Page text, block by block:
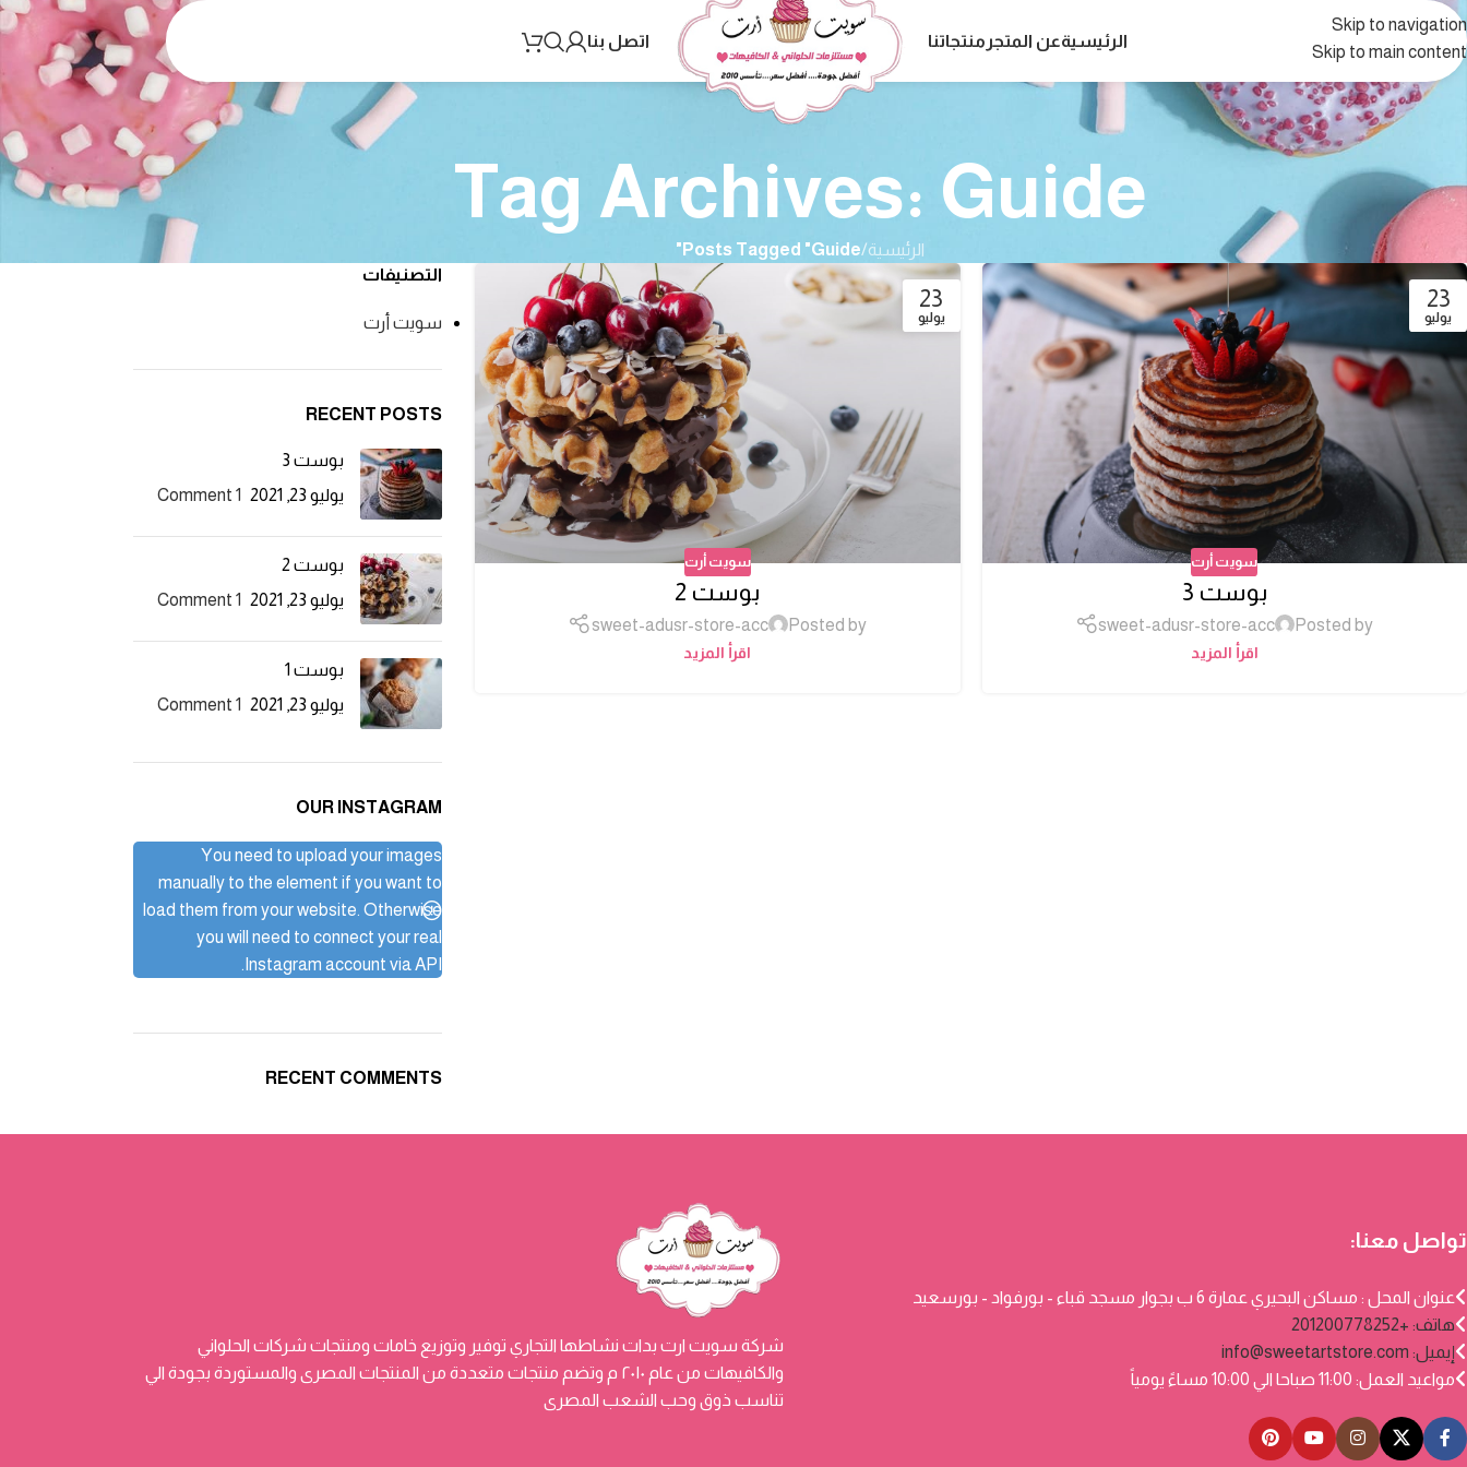
Skip to navigation
Skip to main content
الرئيسيةعن المتجر منتجاتنا اتصل بنا
Tag Archives: Guide
الرئيسية/
Posts Tagged "Guide"
23
يوليو
سويت أرت
بوست 3
Posted by
sweet-adusr-store-acc
اقرأ المزيد
23
يوليو
سويت أرت
بوست 2
Posted by
sweet-adusr-store-acc
اقرأ المزيد
التصنيفات
سويت أرت
RECENT POSTS
بوست 3
يوليو 23, 2021
1 Comment
بوست 2
يوليو 23, 2021
1 Comment
بوست 1
يوليو 23, 2021
1 Comment
OUR INSTAGRAM
You need to upload your images
manually to the element if you want to
load them from your website. Otherwise
you will need to connect your real
Instagram account via API.
RECENT COMMENTS
شركة سويت ارت بدات نشاطها التجاري توفير وتوزيع خامات ومنتجات شركات الحلواني
والكافيهات من عام ٢٠١٠ م وتضم منتجات متعددة من المنتجات المصرى والمستوردة بجودة الي
تناسب ذوق وحب الشعب المصرى
تواصل معنا:
عنوان المحل : مساكن البحيري عمارة 6 ب بجوار مسجد قباء - بورفواد - بورسعيد
هاتف: +201200778252
إيميل: info@sweetartstore.com
مواعيد العمل: 11:00 صباحا الي 10:00 مساءً يومياً